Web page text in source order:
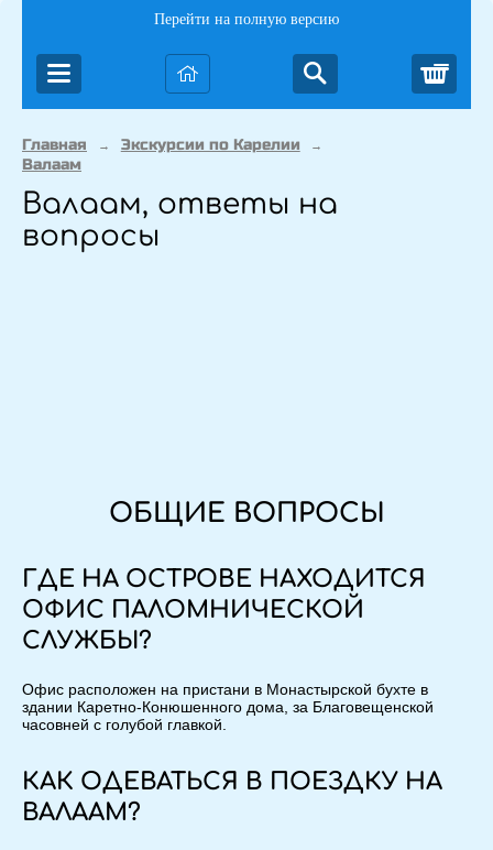
Перейти на полную версию
Главная → Экскурсии по Карелии →
Валаам
Валаам, ответы на
вопросы
ОБЩИЕ ВОПРОСЫ
ГДЕ НА ОСТРОВЕ НАХОДИТСЯ
ОФИС ПАЛОМНИЧЕСКОЙ
СЛУЖБЫ?
Офис расположен на пристани в Монастырской бухте в
здании Каретно-Конюшенного дома, за Благовещенской
часовней с голубой главкой.
КАК ОДЕВАТЬСЯ В ПОЕЗДКУ НА
ВАЛААМ?